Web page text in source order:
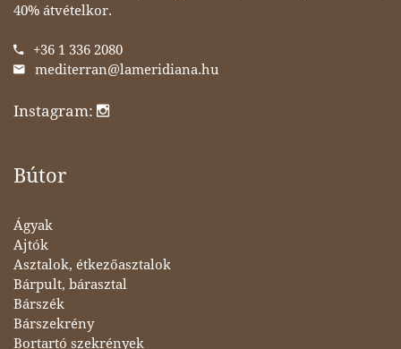
40% átvételkor.
+36 1 336 2080
mediterran@lameridiana.hu
Instagram:
Bútor
Ágyak
Ajtók
Asztalok, étkezőasztalok
Bárpult, bárasztal
Bárszék
Bárszekrény
Bortartó szekrények